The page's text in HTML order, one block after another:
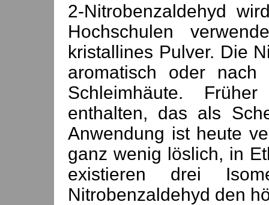
2-Nitrobenzaldehyd
Hochschulen
kristallines Pulver. Die
aromatisch oder
Schleimhäute.
enthalten, das als
Anwendung ist heute
ganz wenig löslich, in
existieren drei
Nitrobenzaldehyd den